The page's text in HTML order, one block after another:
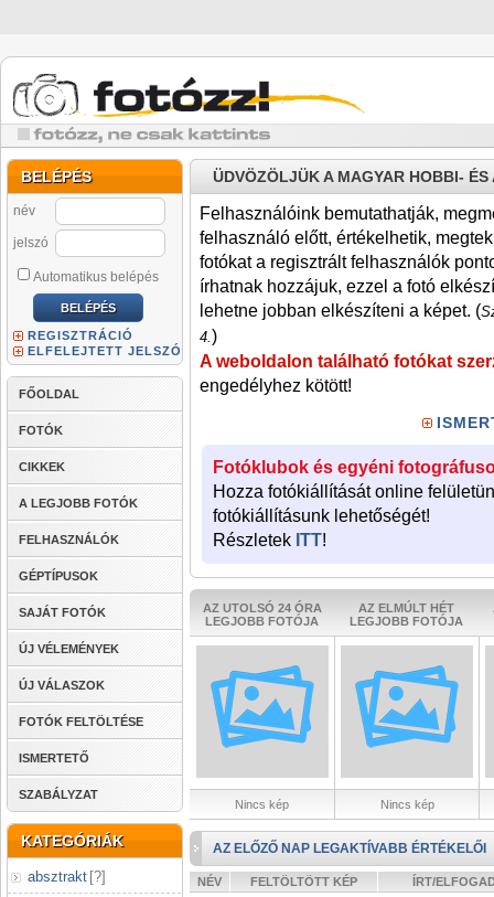
BELÉPÉS
név
jelszó
Automatikus belépés
REGISZTRÁCIÓ
ELFELEJTETT JELSZÓ
FŐOLDAL
FOTÓK
CIKKEK
A LEGJOBB FOTÓK
FELHASZNÁLÓK
GÉPTÍPUSOK
SAJÁT FOTÓK
ÚJ VÉLEMÉNYEK
ÚJ VÁLASZOK
FOTÓK FELTÖLTÉSE
ISMERTETŐ
SZABÁLYZAT
KATEGÓRIÁK
absztrakt [?]
ÜDVÖZÖLJÜK A MAGYAR HOBBI-
Felhasználóink bemutathatják,
felhasználó előtt, értékelhetik,
fotókat a regisztrált felhasználók
írhatnak hozzájuk, ezzel a fotó
lehetne jobban elkészíteni a képet. (
4.)
A weboldalon található fotókat
engedélyhez kötött!
Fotóklubok és egyéni
Hozza fotókiállítását online
fotókiállításunk lehetőségét!
Részletek ITT!
AZ UTOLSÓ 24 ÓRA
LEGJOBB FOTÓJA
AZ ELMÚLT HÉT
LEGJOBB FOTÓJA
Nincs kép Nincs kép
AZ ELŐZŐ NAP LEGAKTÍVABB ÉRTÉKELŐI
NÉV FELTÖLTÖTT KÉP ÍRT/